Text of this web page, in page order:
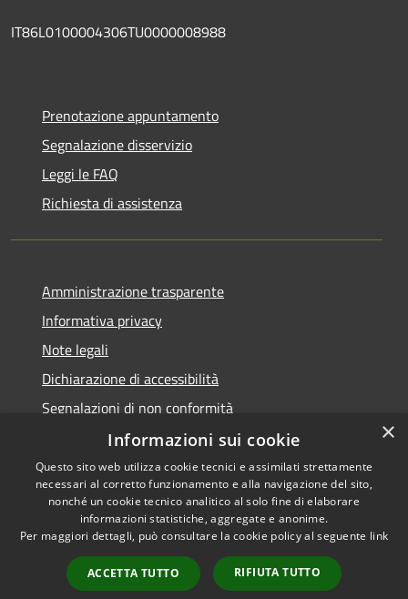
IT86L0100004306TU0000008988
Prenotazione appuntamento
Segnalazione disservizio
Leggi le FAQ
Richiesta di assistenza
Amministrazione trasparente
Informativa privacy
Note legali
Dichiarazione di accessibilità
Segnalazioni di non conformità
Accessibilità
Privacy
Mappa del sito
Copyright © 2026 • Comune di
Reggiolo • Powered by
Municipium•Accesso
redazione
×
Informazioni sui cookie
Questo sito web utilizza cookie tecnici e assimilati strettamente
necessari al corretto funzionamento e alla navigazione del sito,
nonché un cookie tecnico analitico al solo fine di elaborare
informazioni statistiche, aggregate e anonime.
Per maggiori dettagli, può consultare la cookie policy al seguente link
ACCETTA TUTTO RIFIUTA TUTTO